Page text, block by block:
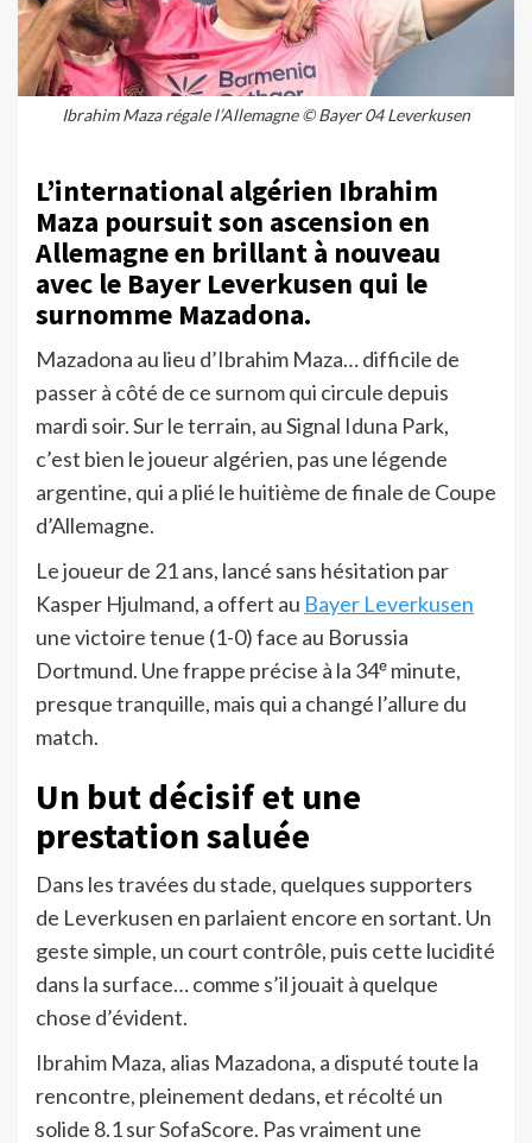
Ibrahim Maza régale l’Allemagne © Bayer 04 Leverkusen
L’international algérien Ibrahim
Maza poursuit son ascension en
Allemagne en brillant à nouveau
avec le Bayer Leverkusen qui le
surnomme Mazadona.
Mazadona au lieu d’Ibrahim Maza… difficile de
passer à côté de ce surnom qui circule depuis
mardi soir. Sur le terrain, au Signal Iduna Park,
c’est bien le joueur algérien, pas une légende
argentine, qui a plié le huitième de finale de Coupe
d’Allemagne.
Le joueur de 21 ans, lancé sans hésitation par
Kasper Hjulmand, a offert au Bayer Leverkusen
une victoire tenue (1-0) face au Borussia
Dortmund. Une frappe précise à la 34ᵉ minute,
presque tranquille, mais qui a changé l’allure du
match.
Un but décisif et une
prestation saluée
Dans les travées du stade, quelques supporters
de Leverkusen en parlaient encore en sortant. Un
geste simple, un court contrôle, puis cette lucidité
dans la surface… comme s’il jouait à quelque
chose d’évident.
Ibrahim Maza, alias Mazadona, a disputé toute la
rencontre, pleinement dedans, et récolté un
solide 8.1 sur SofaScore. Pas vraiment une